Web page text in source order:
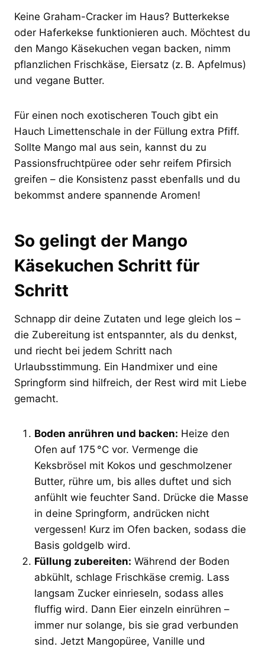
Keine Graham-Cracker im Haus? Butterkekse
oder Haferkekse funktionieren auch. Möchtest du
den Mango Käsekuchen vegan backen, nimm
pflanzlichen Frischkäse, Eiersatz (z. B. Apfelmus)
und vegane Butter.
Für einen noch exotischeren Touch gibt ein
Hauch Limettenschale in der Füllung extra Pfiff.
Sollte Mango mal aus sein, kannst du zu
Passionsfruchtpüree oder sehr reifem Pfirsich
greifen – die Konsistenz passt ebenfalls und du
bekommst andere spannende Aromen!
So gelingt der Mango
Käsekuchen Schritt für
Schritt
Schnapp dir deine Zutaten und lege gleich los –
die Zubereitung ist entspannter, als du denkst,
und riecht bei jedem Schritt nach
Urlaubsstimmung. Ein Handmixer und eine
Springform sind hilfreich, der Rest wird mit Liebe
gemacht.
Boden anrühren und backen: Heize den
Ofen auf 175 °C vor. Vermenge die
Keksbrösel mit Kokos und geschmolzener
Butter, rühre um, bis alles duftet und sich
anfühlt wie feuchter Sand. Drücke die Masse
in deine Springform, andrücken nicht
vergessen! Kurz im Ofen backen, sodass die
Basis goldgelb wird.
Füllung zubereiten: Während der Boden
abkühlt, schlage Frischkäse cremig. Lass
langsam Zucker einrieseln, sodass alles
fluffig wird. Dann Eier einzeln einrühren –
immer nur solange, bis sie grad verbunden
sind. Jetzt Mangopüree, Vanille und